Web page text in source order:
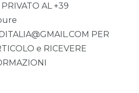
AL +39
PER
e RICEVERE